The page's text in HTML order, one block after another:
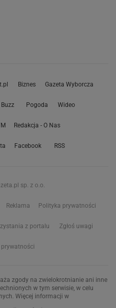
Biznes Gazeta Wyborcza
Buzz Pogoda Wideo
Redakcja - O Nas
Facebook RSS
sp. z o.o.
Reklama Polityka prywatności
z portalu Zgłoś uwagi
zgody na zwielokrotnianie ani inne
w tym serwisie, w celu
Więcej informacji w